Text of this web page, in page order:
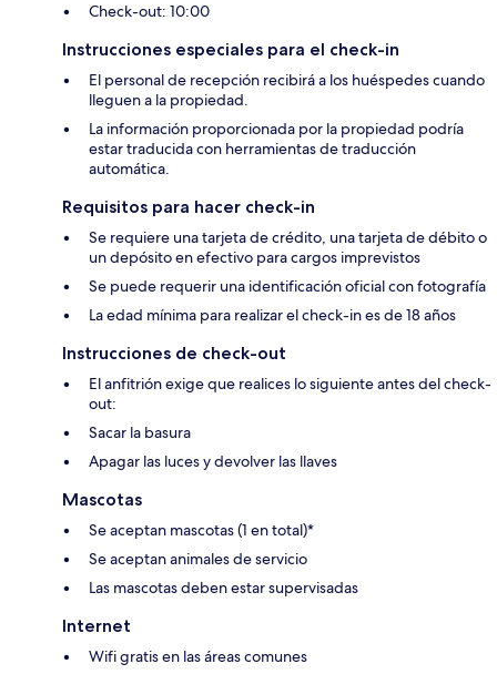
Check-out: 10:00
Instrucciones especiales para el check-in
El personal de recepción recibirá a los huéspedes cuando
lleguen a la propiedad.
La información proporcionada por la propiedad podría
estar traducida con herramientas de traducción
automática.
Requisitos para hacer check-in
Se requiere una tarjeta de crédito, una tarjeta de débito o
un depósito en efectivo para cargos imprevistos
Se puede requerir una identificación oficial con fotografía
La edad mínima para realizar el check-in es de 18 años
Instrucciones de check-out
El anfitrión exige que realices lo siguiente antes del check-
out:
Sacar la basura
Apagar las luces y devolver las llaves
Mascotas
Se aceptan mascotas (1 en total)*
Se aceptan animales de servicio
Las mascotas deben estar supervisadas
Internet
Wifi gratis en las áreas comunes